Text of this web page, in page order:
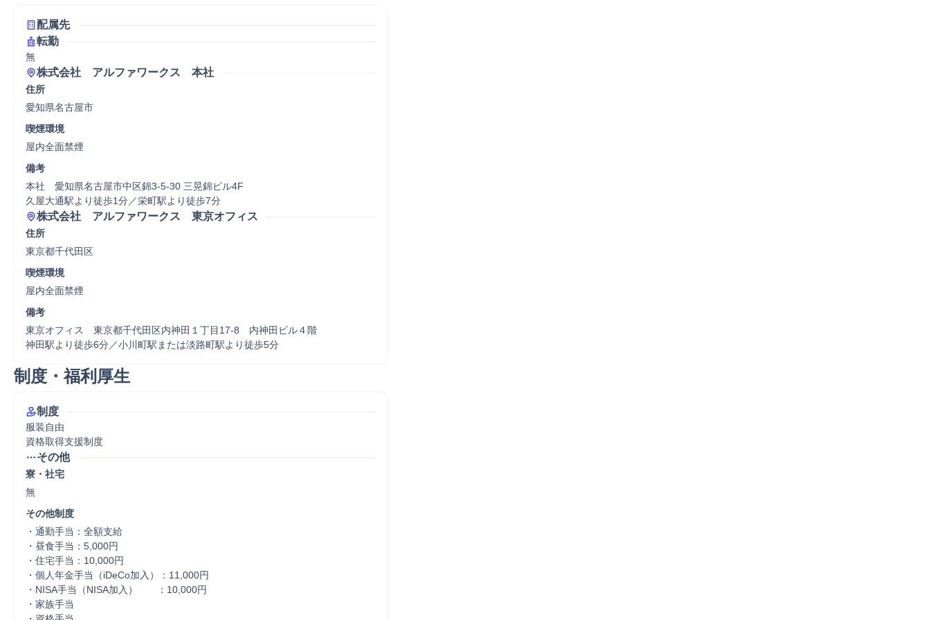
配属先
転勤
無
株式会社　アルファワークス　本社
住所
愛知県名古屋市
喫煙環境
屋内全面禁煙
備考
本社　愛知県名古屋市中区錦3-5-30 三晃錦ビル4F
久屋大通駅より徒歩1分／栄町駅より徒歩7分
株式会社　アルファワークス　東京オフィス
住所
東京都千代田区
喫煙環境
屋内全面禁煙
備考
東京オフィス　東京都千代田区内神田１丁目17-8　内神田ビル４階
神田駅より徒歩6分／小川町駅または淡路町駅より徒歩5分
制度・福利厚生
制度
服装自由
資格取得支援制度
その他
寮・社宅
無
その他制度
・通勤手当：全額支給
・昼食手当：5,000円
・住宅手当：10,000円
・個人年金手当（iDeCo加入）：11,000円
・NISA手当（NISA加入）　　：10,000円
・家族手当